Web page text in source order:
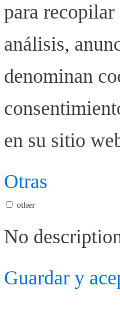
para recopilar
análisis,
denominan
en su sitio
Otras
other
No
Guardar y